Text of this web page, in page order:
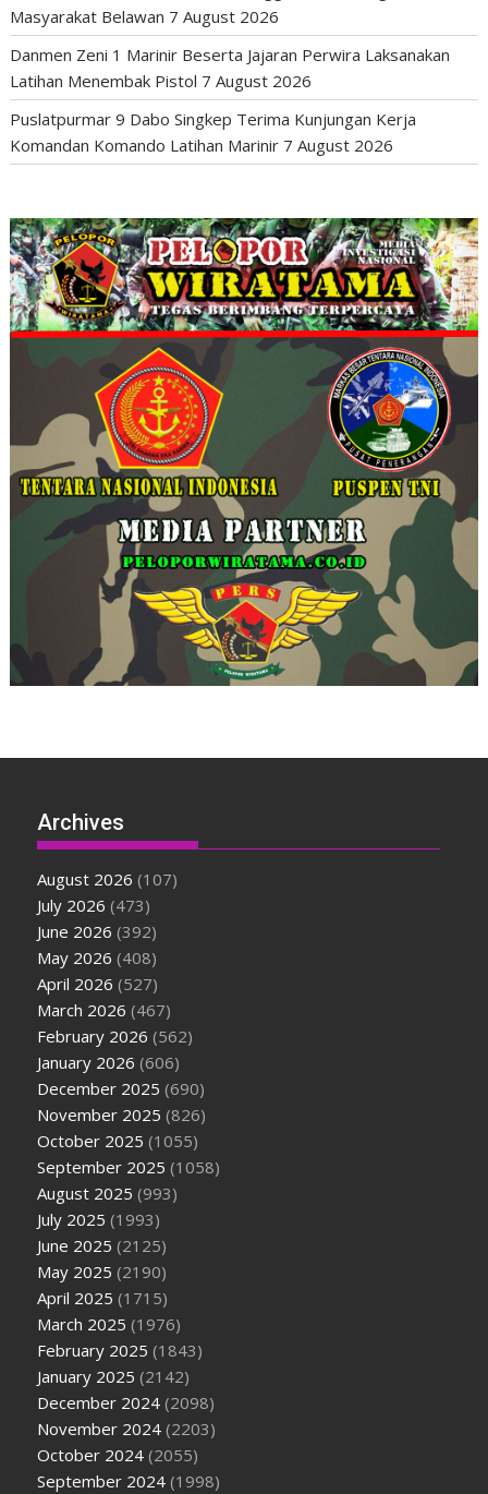
Masyarakat Belawan 7 August 2026
Danmen Zeni 1 Marinir Beserta Jajaran Perwira Laksanakan
Latihan Menembak Pistol 7 August 2026
Puslatpurmar 9 Dabo Singkep Terima Kunjungan Kerja
Komandan Komando Latihan Marinir 7 August 2026
Archives
August 2026 (107)
July 2026 (473)
June 2026 (392)
May 2026 (408)
April 2026 (527)
March 2026 (467)
February 2026 (562)
January 2026 (606)
December 2025 (690)
November 2025 (826)
October 2025 (1055)
September 2025 (1058)
August 2025 (993)
July 2025 (1993)
June 2025 (2125)
May 2025 (2190)
April 2025 (1715)
March 2025 (1976)
February 2025 (1843)
January 2025 (2142)
December 2024 (2098)
November 2024 (2203)
October 2024 (2055)
September 2024 (1998)